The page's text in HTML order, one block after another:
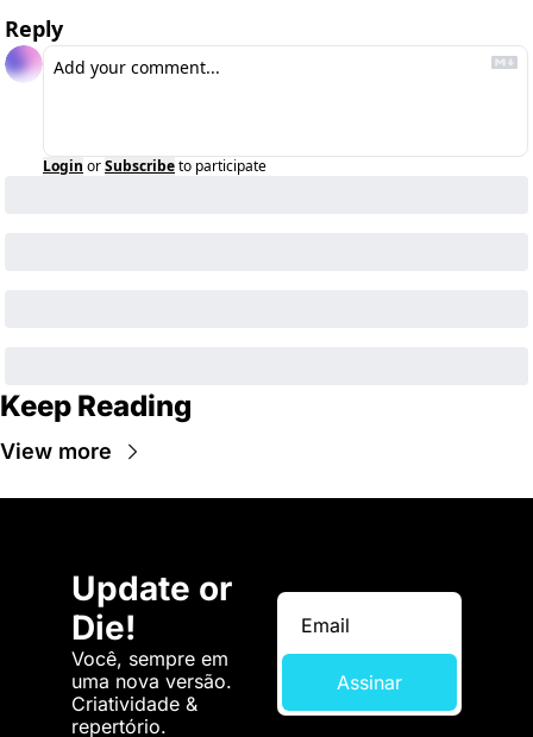
Reply
Login orSubscribeto participate
Keep Reading
View more
Update or
Die!
Você, sempre em
uma nova versão.
Criatividade &
repertório.
Assinar